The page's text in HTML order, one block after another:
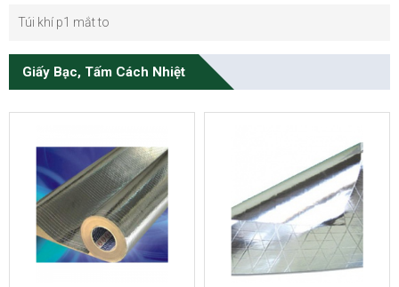
Túi khí p1 mắt to
Giấy Bạc, Tấm Cách Nhiệt